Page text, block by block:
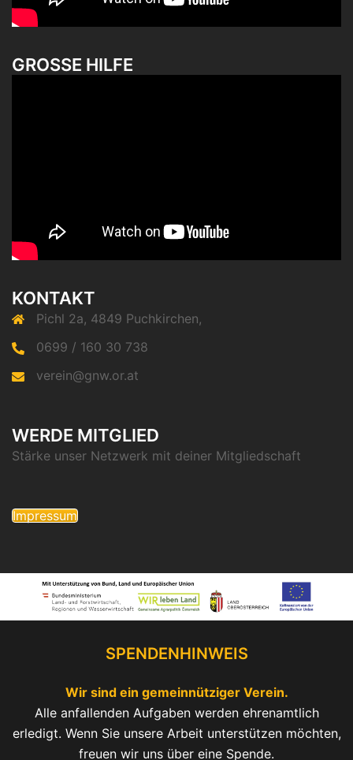
GROSSE HILFE
KONTAKT
Pichl 2a, 4849 Puchkirchen,
0699 / 160 30 738
verein@gnw.or.at
WERDE MITGLIED
Stärke unser Netzwerk mit deiner Mitgliedschaft
Impressum
SPENDENHINWEIS
Wir sind ein gemeinnütziger Verein.
Alle anfallenden Aufgaben werden ehrenamtlich
erledigt. Wenn Sie unsere Arbeit unterstützen möchten,
freuen wir uns über eine Spende.